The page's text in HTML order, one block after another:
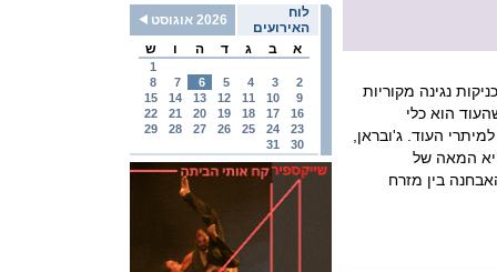
לוח
האירועים
2026 אוגוסט
א
ב ג ד ה ו ש
1
2
3
4
5
6
7
8
9
10
11
12
13
14
15
16
17
18
19
20
21
22
23
24
25
26
27
28
29
30
31
נגינה מקוריות
הוא כלי
העוד. ג'ובראן,
של המלחין בן זמננו אלפרד שניטקה, טוען שהמאה ה-21 היא המאה של
בין מזרח